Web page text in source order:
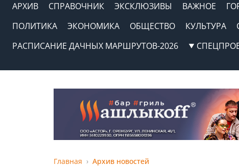
АРХИВ СПРАВОЧНИК ЭКСКЛЮЗИВЫ ВАЖНОЕ
ПОЛИТИКА
ЭКОНОМИКА ОБЩЕСТВО КУЛЬТУРА
РАСПИСАНИЕ ДАЧНЫХ МАРШРУТОВ-2026
Главная Архив новостей